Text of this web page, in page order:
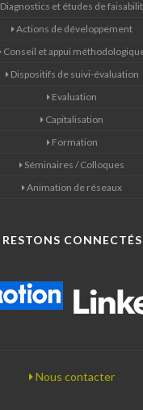
Diagnostics et études de
Actions de développement
Conseil et appui
Dispositifs de suivi-évaluation
Evaluation
Capitalisation
Formation
Séminaires / Colloques
Animation de réseaux
RESTONS CONNECTÉS
Nous contacter